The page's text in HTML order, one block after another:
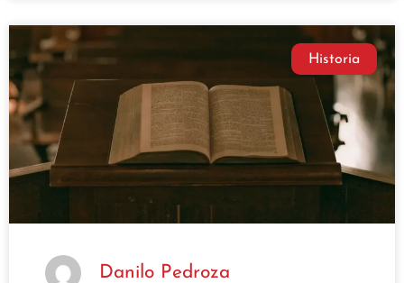
Historia
Danilo Pedroza